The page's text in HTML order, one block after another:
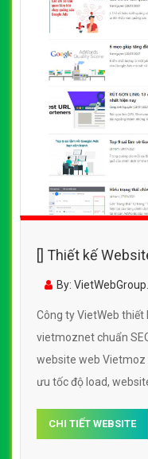
[] Thiết kế
vietmoznet
By:
Công ty VietWeb
vietmoznet chuẩn
website web Vietmoz
ưu tốc độ load,
vietmoznet
CHI TIẾT WEBSITE